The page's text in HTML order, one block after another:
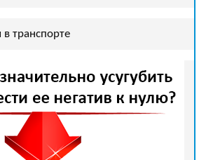
в транспорте